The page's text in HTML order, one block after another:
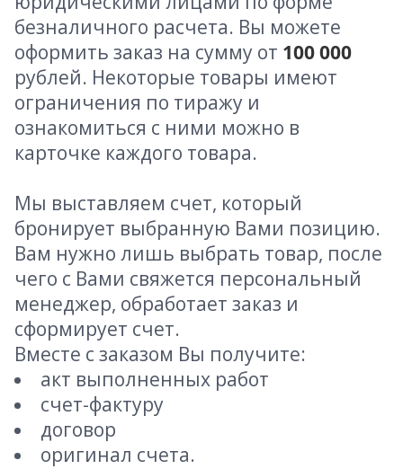
безналичного расчета. Вы можете
оформить заказ на сумму от 100 000
рублей. Некоторые товары имеют
ограничения по тиражу и
ознакомиться с ними можно в
карточке каждого товара.
Мы выставляем счет, который
бронирует выбранную Вами позицию.
Вам нужно лишь выбрать товар, после
чего с Вами свяжется персональный
менеджер, обработает заказ и
сформирует счет.
Вместе с заказом Вы получите:
акт выполненных работ
счет-фактуру
договор
оригинал счета.